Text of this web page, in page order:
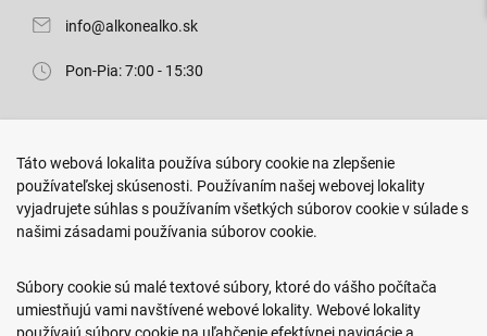
info@alkonealko.sk
Pon-Pia: 7:00 - 15:30
Arm. gen. Svobodu 23/A
080 01 Prešov
0917 466 578
sekcovpredajna@doroka.sk
Pon-Ned: 9:00 - 20:00
Táto webová lokalita používa súbory cookie na zlepšenie
používateľskej skúsenosti. Používaním našej webovej lokality
vyjadrujete súhlas s používaním všetkých súborov cookie v súlade s
našimi zásadami používania súborov cookie.
Súbory cookie sú malé textové súbory, ktoré do vášho počítača
umiestňujú vami navštívené webové lokality. Webové lokality
používajú súbory cookie na uľahčenie efektívnej navigácie a